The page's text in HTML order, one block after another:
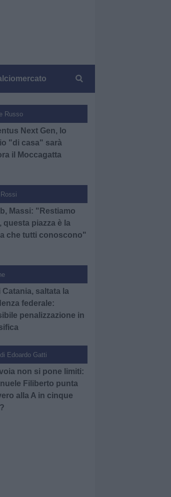
Russo
Next Gen, lo
"di casa" sarà
il Moccagatta
Massi: "Restiamo
questa piazza è la
che tutti conoscono"
Catania, saltata la
federale:
penalizzazione in
di Edoardo Gatti
non si pone limiti:
Filiberto punta
alla A in cinque